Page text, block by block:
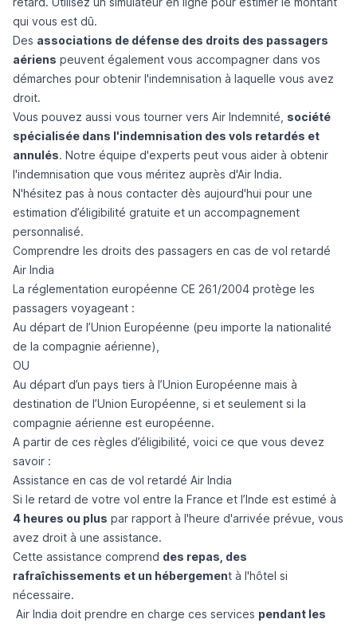
qui vous est dû.
Des associations de défense des droits des passagers
aériens peuvent également vous accompagner dans vos
démarches pour obtenir l'indemnisation à laquelle vous avez
droit.
Vous pouvez aussi vous tourner vers Air Indemnité société
spécialisée dans l'indemnisation des vols retardés et
annulés. Notre équipe d'experts peut vous aider à obtenir
l'indemnisation que vous méritez auprès d'Air India.
N'hésitez pas à nous contacter dès aujourd'hui pour une
estimation d’éligibilité gratuite et un accompagnement
personnalisé.
Comprendre les droits des passagers en cas de vol retardé
Air India
La réglementation européenne CE 261/2004 protège les
passagers voyageant :
Au départ de l’Union Européenne (peu importe la nationalité
de la compagnie aérienne),
OU
Au départ d’un pays tiers à l’Union Européenne mais à
destination de l’Union Européenne, si et seulement si la
compagnie aérienne est européenne.
A partir de ces règles d’éligibilité, voici ce que vous devez
savoir :
Assistance en cas de vol retardé Air India
Si le retard de votre vol entre la France et l’Inde est estimé à
4 heures ou plus par rapport à l'heure d'arrivée prévue, vous
avez droit à une assistance.
Cette assistance comprend des repas, des
rafraîchissements et un hébergement à l'hôtel si
nécessaire.
Air India doit prendre en charge ces services pendant les